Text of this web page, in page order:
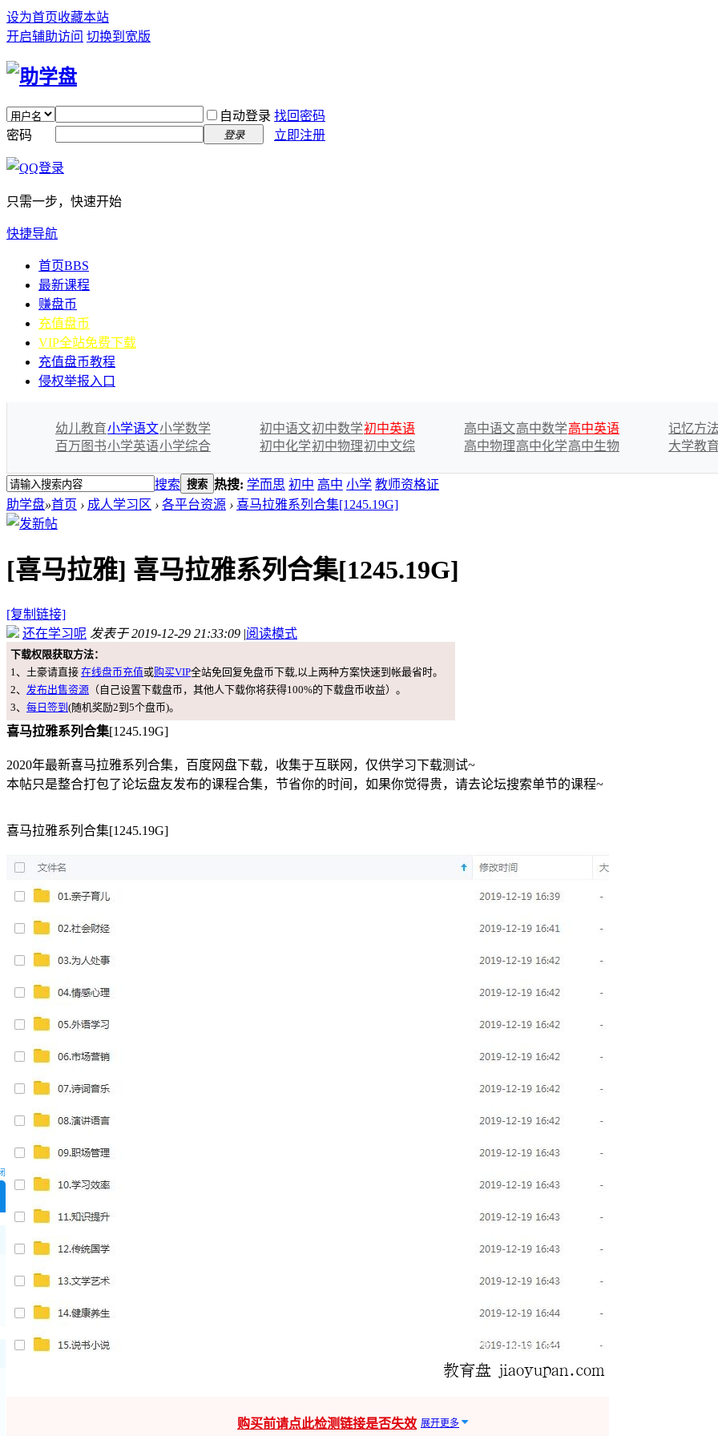
设为首页收藏本站
开启辅助访问 切换到宽版
自动登录 找回密码
密码
登录 立即注册
只需一步，快速开始
快捷导航
首页BBS
最新课程
赚盘币
充值盘币
VIP全站免费下载
充值盘币教程
侵权举报入口
幼儿教育小学语文小学数学
百万图书小学英语小学综合
初中语文初中数学初中英语
初中化学初中物理初中文综
高中语文高中数学高中英语
高中物理高中化学高中生物
记忆方法
大学教育
搜索 搜索 热搜: 学而思 初中 高中 小学 教师资格证
助学盘»首页 › 成人学习区 › 各平台资源 › 喜马拉雅系列合集[1245.19G]
[喜马拉雅] 喜马拉雅系列合集[1245.19G]
[复制链接]
还在学习呢 发表于 2019-12-29 21:33:09 |阅读模式
下载权限获取方法：
1、土豪请直接 在线盘币充值或购买VIP全站免回复免盘币下载,以上两种方案快速到帐最省时。
2、 发布出售资源 （自己设置下载盘币，其他人下载你将获得100%的下载盘币收益）。
3、 每日签到 (随机奖励2到5个盘币)。
喜马拉雅系列合集[1245.19G]
2020年最新喜马拉雅系列合集，百度网盘下载，收集于互联网，仅供学习下载测试~
本帖只是整合打包了论坛盘友发布的课程合集，节省你的时间，如果你觉得贵，请去论坛搜索单节的课程~
喜马拉雅系列合集[1245.19G]
购买前请点此检测链接是否失效 展开更多